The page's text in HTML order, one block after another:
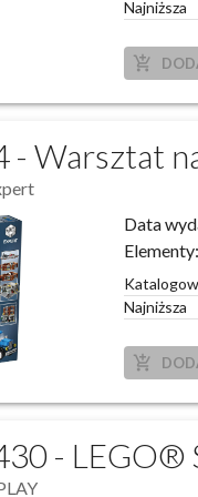
Najniższa
add_shopping_cart
- Warsztat
Data
Najniższa
add_shopping_cart
- LEGO®